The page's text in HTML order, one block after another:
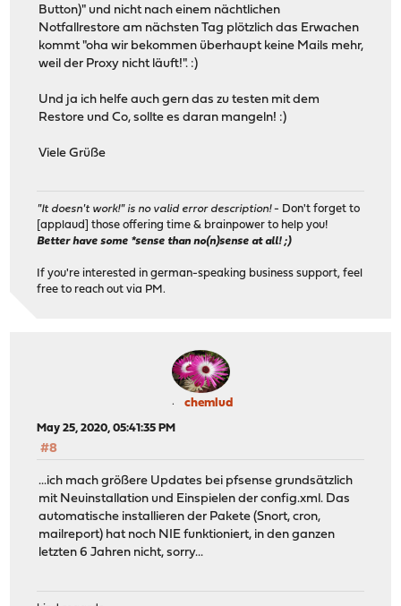
Button)" und nicht nach einem nächtlichen
Notfallrestore am nächsten Tag plötzlich das Erwachen
kommt "oha wir bekommen überhaupt keine Mails mehr,
weil der Proxy nicht läuft!". :)
Und ja ich helfe auch gern das zu testen mit dem
Restore und Co, sollte es daran mangeln! :)
Viele Grüße
"It doesn't work!" is no valid error description!- Don't forget to
[applaud] those offering time & brainpower to help you!
Better have some *sense than no(n)sense at all! ;)
If you're interested in german-speaking business support, feel
free to reach out via PM.
chemlud
May 25, 2020, 05:41:35 PM
#8
...ich mach größere Updates bei pfsense grundsätzlich
mit Neuinstallation und Einspielen der config.xml. Das
automatische installieren der Pakete (Snort, cron,
mailreport) hat noch NIE funktioniert, in den ganzen
letzten 6 Jahren nicht, sorry...